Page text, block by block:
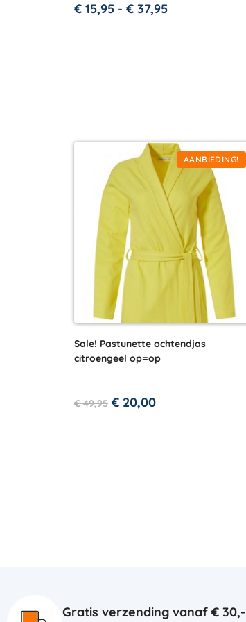
€ 15,95 - € 37,95
AANBIEDING!
Sale! Pastunette ochtendjas
citroengeel op=op
€49,95 € 20,00
Gratis verzending vanaf € 30,-